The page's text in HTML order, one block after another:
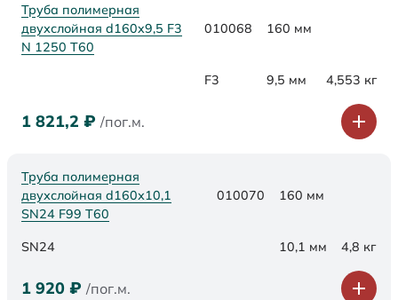
Труба полимерная
двухслойная d160x9,5 F3
N 1250 Т60
010068 160 мм
F3 9,5 мм 4,553 кг
1 821,2 ₽ /пог.м.
Труба полимерная
двухслойная d160х10,1
SN24 F99 Т60
010070 160 мм
SN24 10,1 мм 4,8 кг
1 920 ₽ /пог.м.